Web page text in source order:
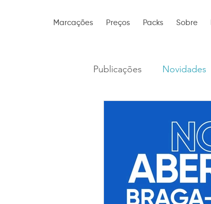
Marcações Preços Packs Sobre
Publicações Novidades